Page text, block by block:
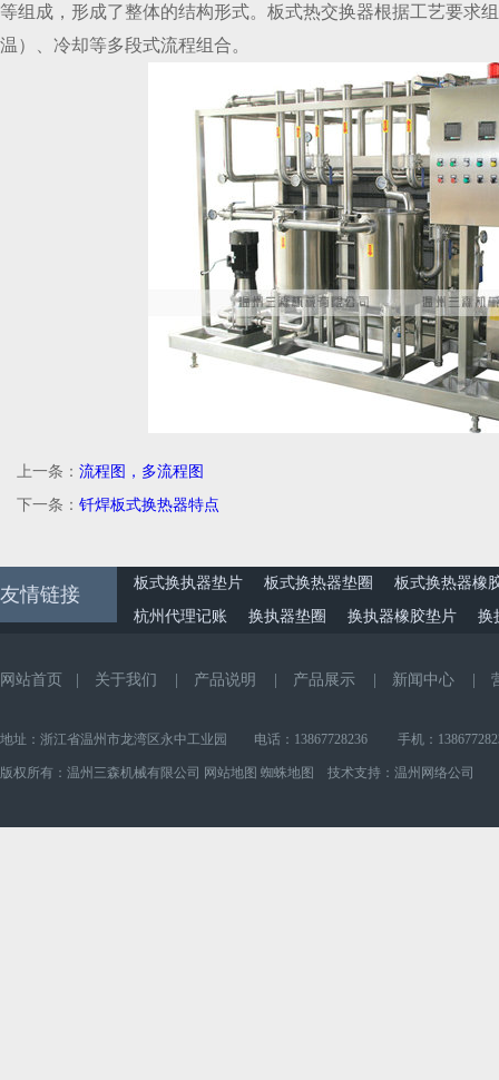
等组成，形成了整体的结构形式。板式热交换器根据工艺要求
温）、冷却等多段式流程组合。
上一条： 流程图，多流程图
下一条： 钎焊板式换热器特点
友情链接
板式换执器垫片 板式换热器垫圈
板式换热器橡
杭州代理记账
换执器垫圈 换执器橡胶垫片 换
网站首页 | 关于我们 | 产品说明 | 产品展示 | 新闻中心 |
地址：浙江省温州市龙湾区永中工业园 电话：13867728236 手机：
版权所有：温州三森机械有限公司 网站地图 蜘蛛地图 技术支持： 温州网络公司